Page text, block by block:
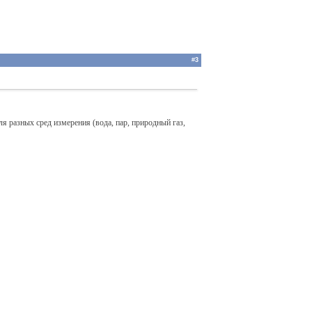
#3
сред измерения (вода, пар, природный газ,